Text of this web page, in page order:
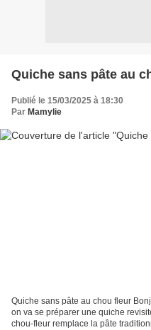
Quiche sans pâte au
Publié le 15/03/2025 à 18:30
Par Mamylie
Quiche sans pâte au chou fleur Bonjour mes Gourmands(es) Pour le diner,
on va se préparer une quiche
chou-fleur remplace la pâte